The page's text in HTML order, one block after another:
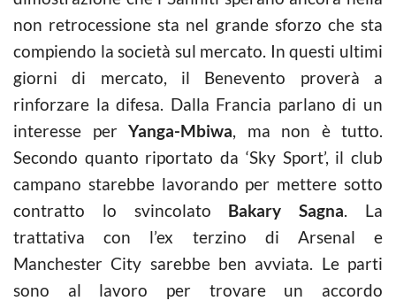
non retrocessione sta nel grande sforzo che sta
compiendo la società sul mercato. In questi ultimi
giorni di mercato, il Benevento proverà a
rinforzare la difesa. Dalla Francia parlano di un
interesse per Yanga-Mbiwa, ma non è tutto.
Secondo quanto riportato da ‘Sky Sport’, il club
campano starebbe lavorando per mettere sotto
contratto lo svincolato Bakary Sagna. La
trattativa con l’ex terzino di Arsenal e
Manchester City sarebbe ben avviata. Le parti
sono al lavoro per trovare un accordo